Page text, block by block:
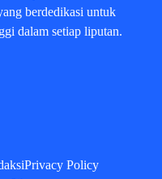
berdedikasi untuk
dalam setiap liputan.
Privacy Policy